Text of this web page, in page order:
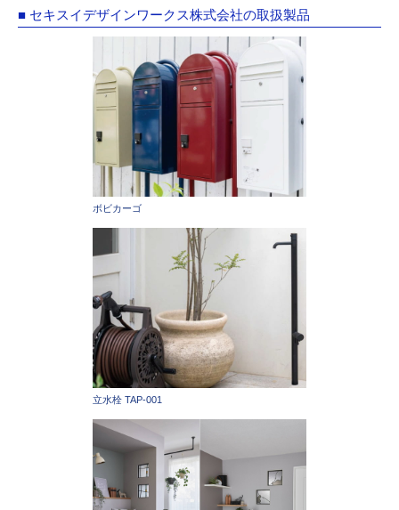
■ セキスイデザインワークス株式会社の取扱製品
ボビカーゴ
立水栓 TAP-001